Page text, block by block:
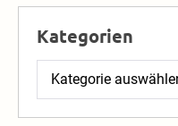
Kategorien
Kategorien